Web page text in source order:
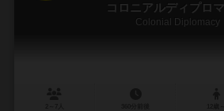
コロニアルディプロ
Colonial Diplomacy